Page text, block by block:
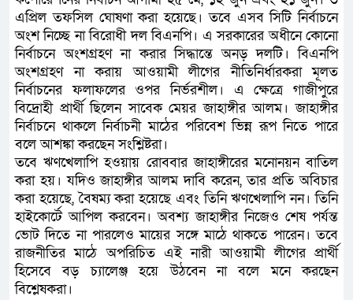
এপ্রিল তফসিল ঘোষণা করা হয়েছে। তবে এসব সিটি নির্বাচনে
অংশ নিচ্ছে না বিরোধী দল বিএনপি। এ সরকারের অধীনে কোনো
নির্বাচনে অংশগ্রহণ না করার সিদ্ধান্তে অনড় দলটি। বিএনপি
অংশগ্রহণ না করায় আওয়ামী লীগের নীতিনির্ধারকরা মূলত
নির্বাচনের ফলাফলের ওপর নির্ভরশীল। এ ক্ষেত্রে গাজীপুরে
বিদ্রোহী প্রার্থী ছিলেন সাবেক মেয়র জাহাঙ্গীর আলম। জাহাঙ্গীর
নির্বাচনে থাকলে নির্বাচনী মাঠের পরিবেশ ভিন্ন রূপ নিতে পারে
বলে আশঙ্কা করছেন সংশ্লিষ্টরা।
তবে ঋণখেলাপি হওয়ায় রোববার জাহাঙ্গীরের মনোনয়ন বাতিল
করা হয়। যদিও জাহাঙ্গীর আলম দাবি করেন, তার প্রতি অবিচার
করা হয়েছে, বৈষম্য করা হয়েছে এবং তিনি ঋণখেলাপি নন। তিনি
হাইকোর্টে আপিল করবেন। অবশ্য জাহাঙ্গীর নিজেও শেষ পর্যন্ত
ভোট দিতে না পারলেও মায়ের সঙ্গে মাঠে থাকতে পারেন। তবে
রাজনীতির মাঠে অপরিচিত এই নারী আওয়ামী লীগের প্রার্থী
হিসেবে বড় চ্যালেঞ্জ হয়ে উঠবেন না বলে মনে করছেন
বিশ্লেষকরা।